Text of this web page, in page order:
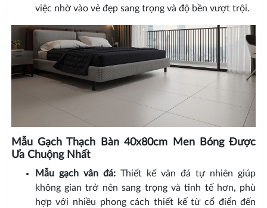
việc nhờ vào vẻ đẹp sang trọng và độ bền vượt trội.
Mẫu Gạch Thạch Bàn 40x80cm Men Bóng Được
Ưa Chuộng Nhất
Mẫu gạch vân đá:Thiết kế vân đá tự nhiên giúp
không gian trở nên sang trọng và tinh tế hơn, phù
hợp với nhiều phong cách thiết kế từ cổ điển đến